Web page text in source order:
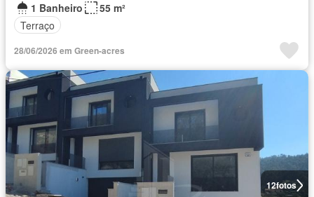
1 Banheiro
55 m²
Terraço
28/06/2026 em Green-acres
12fotos